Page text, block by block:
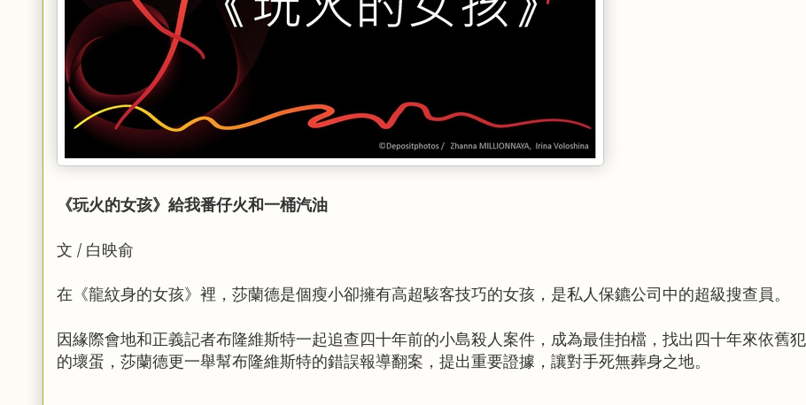
《玩火的女孩》給我番仔火和一桶汽油
文 / 白映俞
在《龍紋身的女孩》裡， 莎蘭德是個瘦小卻擁有高超駭客技巧的女孩， 是私人保鑣公司中的超級搜查員。
因緣際會地和正義記者布隆維斯特一起追查四十年前的小島殺人案件， 成為最佳拍檔，找出四十年來依舊
的壞蛋， 莎蘭德更一舉幫布隆維斯特的錯誤報導翻案， 提出重要證據，讓對手死無葬身之地。